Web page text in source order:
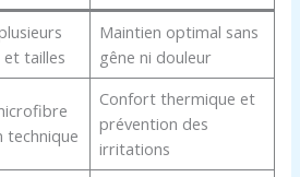
tailles
Maintien optimal sans
gêne ni douleur
technique
Confort thermique et
prévention des
irritations